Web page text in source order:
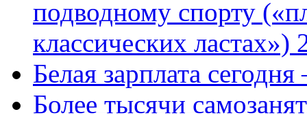
подводному спорту
классических ластах»)
Белая зарплата
Более тысячи